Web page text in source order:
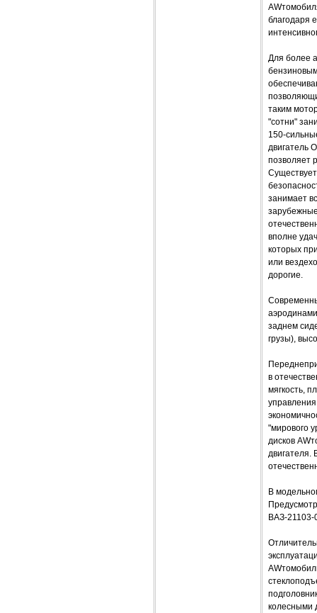
благодаря
Для более
таким
"сотни"
150-
двигатель
позволяет
занимает
вполне
которых
или
дорогие.
заднем
грузы),
в
мягкость,
"мирового
дисков
двигателя.
В
ВАЗ-21103-
колесными